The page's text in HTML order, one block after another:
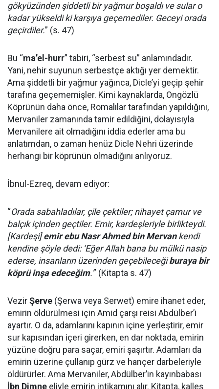
gökyüzünden şiddetli bir yağmur boşaldı ve sular o
kadar yükseldi ki karşıya geçemediler. Geceyi orada
geçirdiler.” (s. 47)
Bu “ma’el-hurr” tabiri, “serbest su” anlamındadır.
Yani, nehir suyunun serbestçe aktığı yer demektir.
Ama şiddetli bir yağmur yağınca, Dicle’yi geçip şehir
tarafına geçememişler. Kimi kaynaklarda, Ongözlü
Köprünün daha önce, Romalılar tarafından yapıldığını,
Mervaniler zamanında tamir edildiğini, dolayısıyla
Mervanilere ait olmadığını iddia ederler ama bu
anlatımdan, o zaman henüz Dicle Nehri üzerinde
herhangi bir köprünün olmadığını anlıyoruz.
İbnul-Ezreq, devam ediyor:
“Orada sabahladılar, çile çektiler; nihayet çamur ve
balçık içinden geçtiler. Emir, kardeşleriyle birlikteydi.
[Kardeşi]emir ebu Nasr Ahmed bin Mervankendi
kendine şöyle dedi: ‘Eğer Allah bana bu mülkü nasip
ederse, insanların üzerinden geçebileceğiburaya bir
köprü inşa edeceğim.'” (Kitapta s. 47)
VezirŞerve (Şerwa veya Serwet) emire ihanet eder,
emirin öldürülmesi için Amid çarşı reisi Abdülber’i
ayartır. O da, adamlarını kapının içine yerleştirir, emir
sur kapısından içeri girerken, en dar noktada, emirin
yüzüne doğru para saçar, emiri şaşırtır. Adamları da
emirin üzerine çullanıp gürz ve hançer darbeleriyle
öldürürler. Ama Mervaniler, Abdülber’in kayınbabası
İbn Dimne eliyle emirin intikamını alır. Kitapta, kalleş